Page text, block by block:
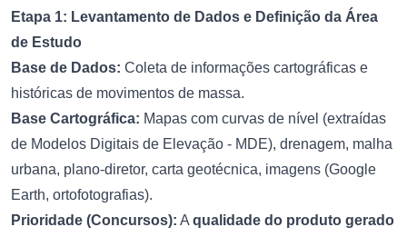
Etapa 1: Levantamento de Dados e Definição da Área
de Estudo
Base de Dados: Coleta de informações cartográficas e
históricas de movimentos de massa.
Base Cartográfica: Mapas com curvas de nível (extraídas
de Modelos Digitais de Elevação - MDE), drenagem, malha
urbana, plano-diretor, carta geotécnica, imagens (Google
Earth, ortofotografias).
Prioridade (Concursos): A qualidade do produto gerado